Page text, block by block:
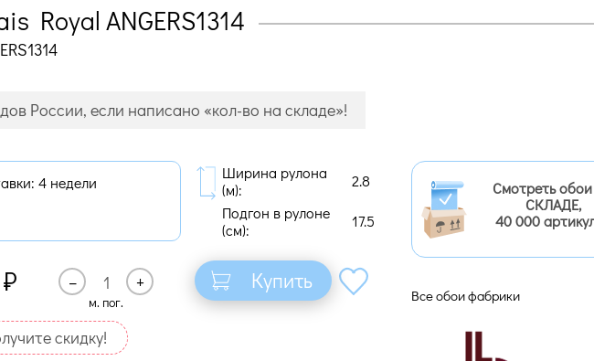
Royal ANGERS1314
России, если написано «кол-во на складе»!
4 недели
Ширина рулона
(м):
2.8
Подгон в рулоне
(cм):
17.5
₽ –
м. пог.
+ Купить
cкидку!
Смотреть
СКЛАДЕ,
40 000
Все обои фабрики